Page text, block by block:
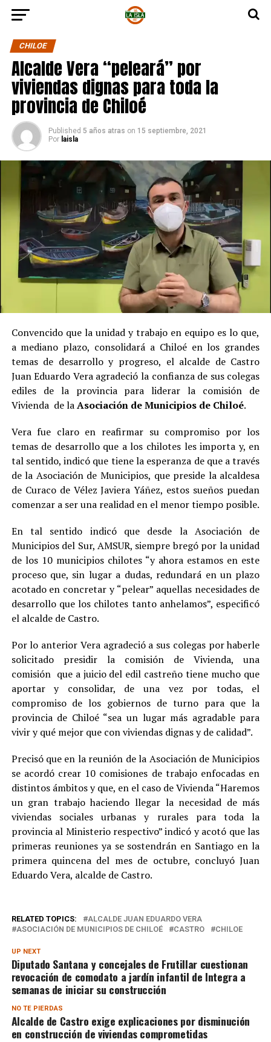
CHILOE
Alcalde Vera “peleará” por
viviendas dignas para toda la
provincia de Chiloé
Published 5 años atras on 15 septiembre, 2021
Por laisla
Convencido que la unidad y trabajo en equipo es lo que,
a mediano plazo, consolidará a Chiloé en los grandes
temas de desarrollo y progreso, el alcalde de Castro
Juan Eduardo Vera agradeció la confianza de sus colegas
ediles de la provincia para liderar la comisión de
Vivienda de laAsociación de Municipios de Chiloé.
Vera fue claro en reafirmar su compromiso por los
temas de desarrollo que a los chilotes les importa y, en
tal sentido, indicó que tiene la esperanza de que a través
de la Asociación de Municipios, que preside la alcaldesa
de Curaco de Vélez Javiera Yáñez, estos sueños puedan
comenzar a ser una realidad en el menor tiempo posible.
En tal sentido indicó que desde la Asociación de
Municipios del Sur, AMSUR, siempre bregó por la unidad
de los 10 municipios chilotes “y ahora estamos en este
proceso que, sin lugar a dudas, redundará en un plazo
acotado en concretar y “pelear” aquellas necesidades de
desarrollo que los chilotes tanto anhelamos”, especificó
el alcalde de Castro.
Por lo anterior Vera agradeció a sus colegas por haberle
solicitado presidir la comisión de Vivienda, una
comisión que a juicio del edil castreño tiene mucho que
aportar y consolidar, de una vez por todas, el
compromiso de los gobiernos de turno para que la
provincia de Chiloé “sea un lugar más agradable para
vivir y qué mejor que con viviendas dignas y de calidad”.
Precisó que en la reunión de la Asociación de Municipios
se acordó crear 10 comisiones de trabajo enfocadas en
distintos ámbitos y que, en el caso de Vivienda “Haremos
un gran trabajo haciendo llegar la necesidad de más
viviendas sociales urbanas y rurales para toda la
provincia al Ministerio respectivo” indicó y acotó que las
primeras reuniones ya se sostendrán en Santiago en la
primera quincena del mes de octubre, concluyó Juan
Eduardo Vera, alcalde de Castro.
RELATED TOPICS:
ALCALDE JUAN EDUARDO VERA
ASOCIACIÓN DE MUNICIPIOS DE CHILOÉ
CASTRO CHILOE
UP NEXT
Diputado Santana y concejales de Frutillar cuestionan
revocación de comodato a jardín infantil de Integra a
semanas de iniciar su construcción
NO TE PIERDAS
Alcalde de Castro exige explicaciones por disminución
en construcción de viviendas comprometidas